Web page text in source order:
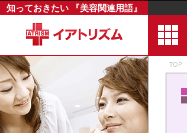
知っておきたい 『美容関連用語』
TOP